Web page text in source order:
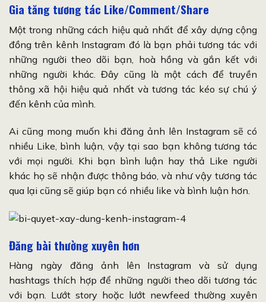
Gia tăng tương tác Like/Comment/Share
Một trong những cách hiệu quả nhất để xây dựng cộng
đồng trên kênh Instagram đó là bạn phải tương tác với
những người theo dõi bạn, hoà hồng và gắn kết với
những người khác. Đây cũng là một cách để truyền
thông xã hội hiệu quả nhất và tương tác kéo sự chú ý
đến kênh của mình.
Ai cũng mong muốn khi đăng ảnh lên Instagram sẽ có
nhiều Like, bình luận, vậy tại sao bạn không tương tác
với mọi người. Khi bạn bình luận hay thả Like người
khác họ sẽ nhận được thông báo, và như vậy tương tác
qua lại cũng sẽ giúp bạn có nhiều like và bình luận hơn.
Đăng bài thường xuyên hơn
Hàng ngày đăng ảnh lên Instagram và sử dụng
hashtags thích hợp để những người theo dõi tương tác
với bạn. Lướt story hoặc lướt newfeed thường xuyên